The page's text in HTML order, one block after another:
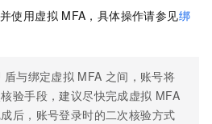
使用虚拟 MFA，具体操作请参见绑
盾与绑定虚拟 MFA 之间，账号将
验手段，建议尽快完成虚拟 MFA
后，账号登录时的二次核验方式